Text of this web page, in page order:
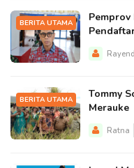
BERITA UTAMA
Pemprov
BERITA UTAMA
Tommy
Merauke
Ratna